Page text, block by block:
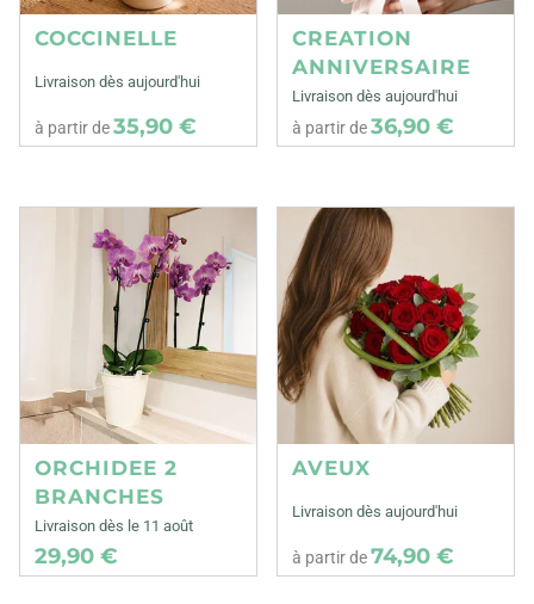
COCCINELLE
Livraison dès aujourd'hui
à partir de35,90 €
CREATION
ANNIVERSAIRE
Livraison dès aujourd'hui
à partir de36,90 €
ORCHIDEE 2
BRANCHES
Livraison dès le 11 août
29,90 €
AVEUX
Livraison dès aujourd'hui
à partir de74,90 €